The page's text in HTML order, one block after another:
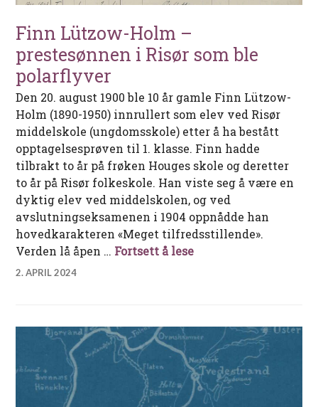
Finn Lützow-Holm –
prestesønnen i Risør som ble
polarflyver
Den 20. august 1900 ble 10 år gamle Finn Lützow-
Holm (1890-1950) innrullert som elev ved Risør
middelskole (ungdomsskole) etter å ha bestått
opptagelsesprøven til 1. klasse. Finn hadde
tilbrakt to år på frøken Houges skole og deretter
to år på Risør folkeskole. Han viste seg å være en
dyktig elev ved middelskolen, og ved
avslutningseksamenen i 1904 oppnådde han
hovedkarakteren «Meget tilfredsstillende».
Verden lå åpen … Fortsett å leseFinn Lützow-Holm –
2. APRIL 2024